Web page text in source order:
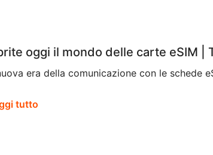
oggi il mondo delle carte eSIM |
tutto